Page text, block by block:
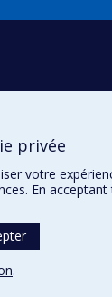
privée
votre
En
.